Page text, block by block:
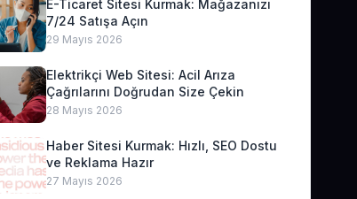
E-Ticaret Sitesi Kurmak: Mağazanızı
7/24 Satışa Açın
29 Mayıs 2026
Elektrikçi Web Sitesi: Acil Arıza
Çağrılarını Doğrudan Size Çekin
28 Mayıs 2026
Haber Sitesi Kurmak: Hızlı, SEO Dostu
ve Reklama Hazır
27 Mayıs 2026